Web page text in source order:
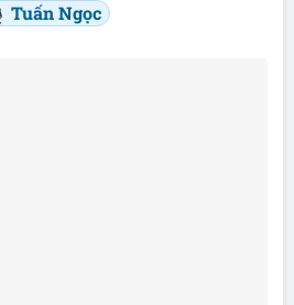
Tuấn Ngọc